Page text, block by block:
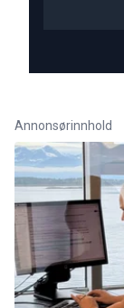
Annonsørinnhold